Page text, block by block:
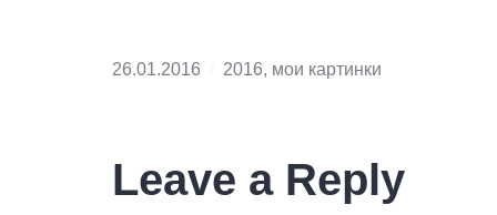
26.01.2016 2016, мои картинки
Leave a Reply